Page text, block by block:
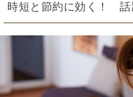
時短と節約に効く！ 話